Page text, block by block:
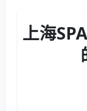
上海